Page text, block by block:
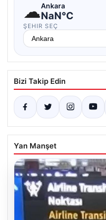
☁Ankara
NaN°C
ŞEHIR SEÇ
Bizi Takip Edin
Yan Manşet